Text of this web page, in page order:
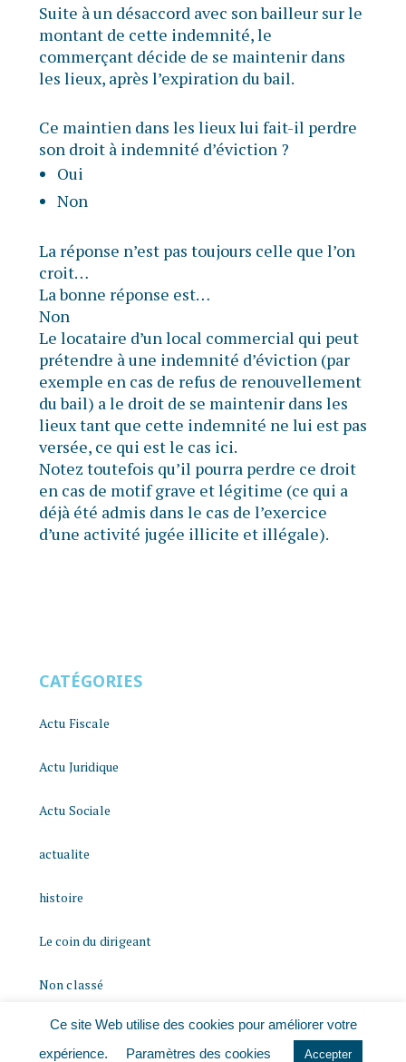
Suite à un désaccord avec son bailleur sur le
montant de cette indemnité, le
commerçant décide de se maintenir dans
les lieux, après l’expiration du bail.
Ce maintien dans les lieux lui fait-il perdre
son droit à indemnité d’éviction ?
Oui
Non
La réponse n’est pas toujours celle que l’on
croit…
La bonne réponse est…
Non
Le locataire d’un local commercial qui peut
prétendre à une indemnité d’éviction (par
exemple en cas de refus de renouvellement
du bail) a le droit de se maintenir dans les
lieux tant que cette indemnité ne lui est pas
versée, ce qui est le cas ici.
Notez toutefois qu’il pourra perdre ce droit
en cas de motif grave et légitime (ce qui a
déjà été admis dans le cas de l’exercice
d’une activité jugée illicite et illégale).
CATÉGORIES
Actu Fiscale
Actu Juridique
Actu Sociale
actualite
histoire
Le coin du dirigeant
Non classé
quizz
Ce site Web utilise des cookies pour améliorer votre
expérience.
Paramètres des cookies Accepter